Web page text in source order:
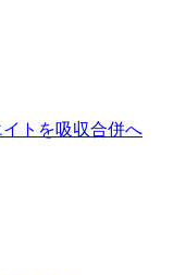
トを吸収合併へ